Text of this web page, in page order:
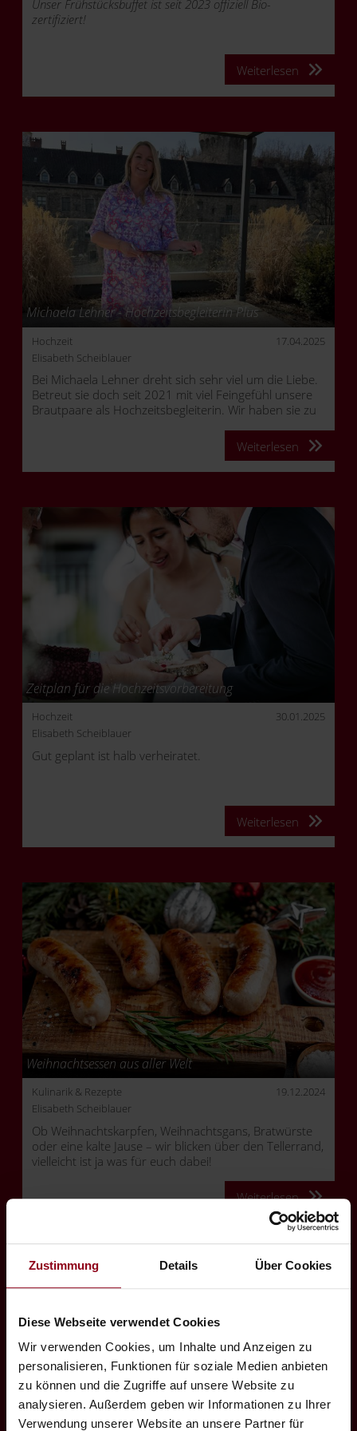
Zustimmung Details Über Cookies
Diese Webseite verwendet Cookies
Wir verwenden Cookies, um Inhalte und Anzeigen zu
personalisieren, Funktionen für soziale Medien anbieten
zu können und die Zugriffe auf unsere Website zu
analysieren. Außerdem geben wir Informationen zu Ihrer
Verwendung unserer Website an unsere Partner für
Unser Frühstücksbuffet ist seit 2023 offiziell Bio-
zertifiziert!
Weiterlesen
Michaela Lehner - Hochzeitsbegleiterin Plus
Hochzeit
17.04.2025
Elisabeth Scheiblauer
Bei Michaela Lehner dreht sich sehr viel um die Liebe.
Betreut sie doch seit 2021 mit viel Feingefühl unsere
Brautpaare als Hochzeitsbegleiterin. Wir haben sie zu
und ihrem persönlichen Geheimtipp für eineWeiterlesen
Zeitplan für die Hochzeitsvorbereitung
Hochzeit
30.01.2025
Elisabeth Scheiblauer
Gut geplant ist halb verheiratet.
Weiterlesen
Weihnachtsessen aus aller Welt
Kulinarik & Rezepte
19.12.2024
Elisabeth Scheiblauer
Ob Weihnachtskarpfen, Weihnachtsgans, Bratwürste
oder eine kalte Jause – wir blicken über den Tellerrand,
vielleicht ist ja was für euch dabei!
Weiterlesen